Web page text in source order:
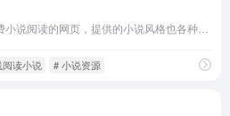
阅读小说 # 小说资源